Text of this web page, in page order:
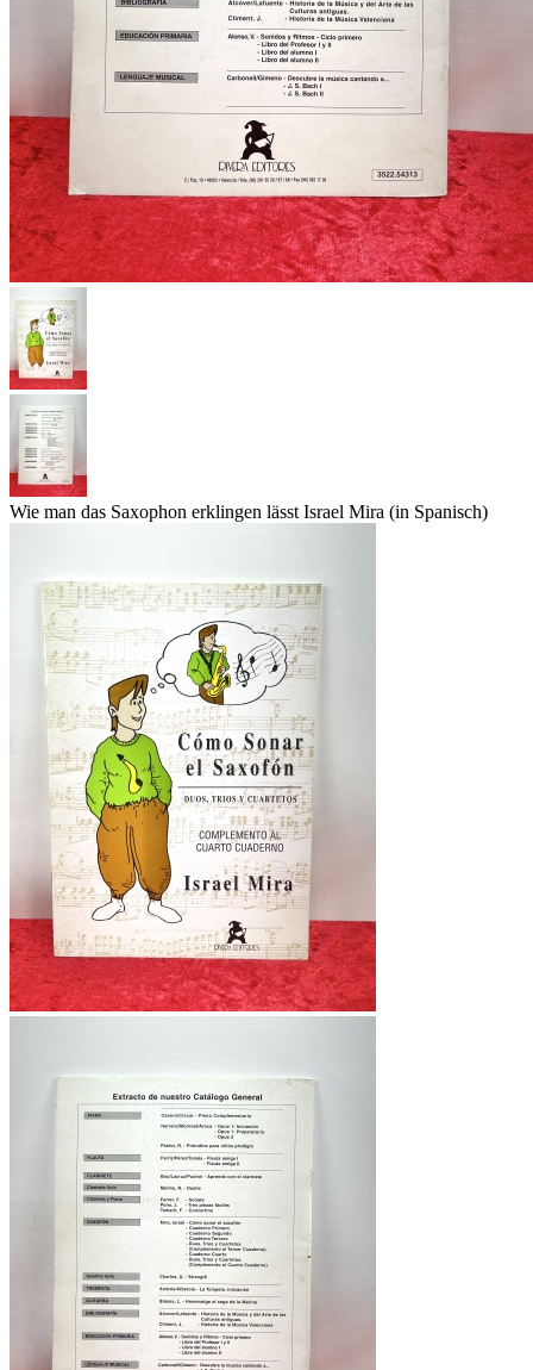
Wie man das Saxophon erklingen lässt Israel Mira (in Spanisch)